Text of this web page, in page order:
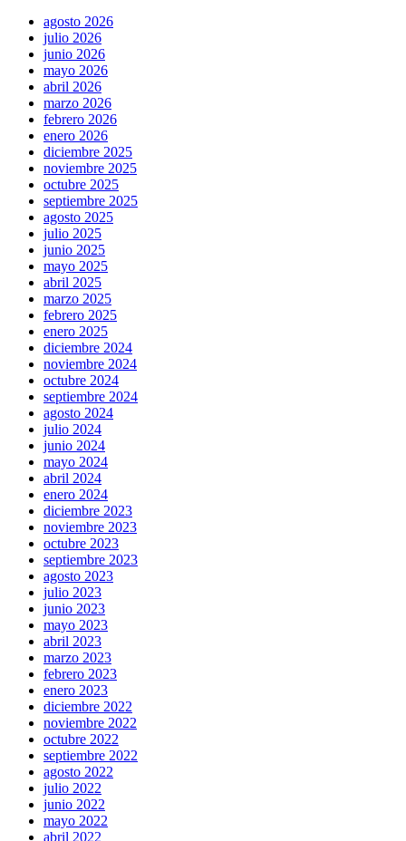
agosto 2026
julio 2026
junio 2026
mayo 2026
abril 2026
marzo 2026
febrero 2026
enero 2026
diciembre 2025
noviembre 2025
octubre 2025
septiembre 2025
agosto 2025
julio 2025
junio 2025
mayo 2025
abril 2025
marzo 2025
febrero 2025
enero 2025
diciembre 2024
noviembre 2024
octubre 2024
septiembre 2024
agosto 2024
julio 2024
junio 2024
mayo 2024
abril 2024
enero 2024
diciembre 2023
noviembre 2023
octubre 2023
septiembre 2023
agosto 2023
julio 2023
junio 2023
mayo 2023
abril 2023
marzo 2023
febrero 2023
enero 2023
diciembre 2022
noviembre 2022
octubre 2022
septiembre 2022
agosto 2022
julio 2022
junio 2022
mayo 2022
abril 2022